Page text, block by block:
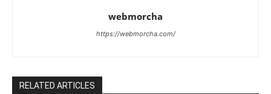
webmorcha
https://webmorcha.com/
RELATED ARTICLES